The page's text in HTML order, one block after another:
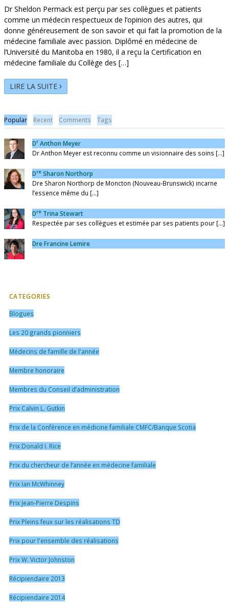
Dr Sheldon Permack est perçu par ses collègues et patients
comme un médecin respectueux de l’opinion des autres, qui
donne généreusement de son savoir et qui fait la promotion de la
médecine familiale avec passion. Diplômé en médecine de
l’Université du Manitoba en 1980, il a reçu la Certification en
médecine familiale du Collège des […]
LIRE LA SUITE
Popular Recent Comments Tags
Dr Anthon Meyer
Dr Anthon Meyer est reconnu comme un visionnaire des soins [...]
Dre Sharon Northorp
Dre Sharon Northorp de Moncton (Nouveau-Brunswick) incarne
l’essence même du [...]
Dre Trina Stewart
Respectée par ses collègues et estimée par ses patients pour [...]
Dre Francine Lemire
CATEGORIES
Blogues
Les 20 grands pionniers
Médecins de famille de l'année
Membre honoraire
Membres du Conseil d’administration
Prix Calvin L. Gutkin
Prix de la Conférence en médicine familiale CMFC/Banque Scotia
Prix Donald I. Rice
Prix du chercheur de l’année en médecine familiale
Prix Ian McWhinney
Prix Jean-Pierre Despins
Prix Pleins feux sur les réalisations TD
Prix pour l'ensemble des réalisations
Prix W. Victor Johnston
Récipiendaire 2013
Récipiendaire 2014